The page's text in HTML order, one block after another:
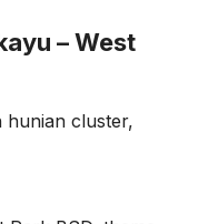
– West
hunian cluster,